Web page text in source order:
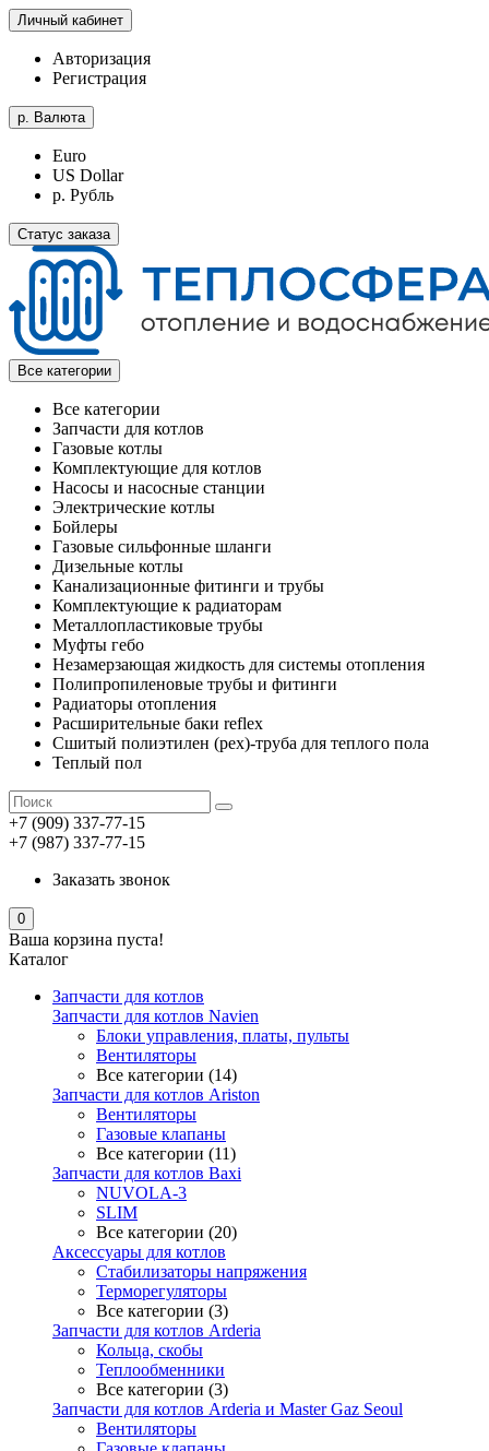
Личный кабинет
Авторизация
Регистрация
р. Валюта
Euro
US Dollar
р. Рубль
Статус заказа
Все категории
Все категории
Запчасти для котлов
Газовые котлы
Комплектующие для котлов
Насосы и насосные станции
Электрические котлы
Бойлеры
Газовые сильфонные шланги
Дизельные котлы
Канализационные фитинги и трубы
Комплектующие к радиаторам
Металлопластиковые трубы
Муфты гебо
Незамерзающая жидкость для системы отопления
Полипропиленовые трубы и фитинги
Радиаторы отопления
Расширительные баки reflex
Сшитый полиэтилен (pex)-труба для теплого пола
Теплый пол
+7 (909) 337-77-15
+7 (987) 337-77-15
Заказать звонок
0
Ваша корзина пуста!
Каталог
Запчасти для котлов
Запчасти для котлов Navien
Блоки управления, платы, пульты
Вентиляторы
Все категории (14)
Запчасти для котлов Ariston
Вентиляторы
Газовые клапаны
Все категории (11)
Запчасти для котлов Baxi
NUVOLA-3
SLIM
Все категории (20)
Аксессуары для котлов
Стабилизаторы напряжения
Терморегуляторы
Все категории (3)
Запчасти для котлов Arderia
Кольца, скобы
Теплообменники
Все категории (3)
Запчасти для котлов Arderia и Master Gaz Seoul
Вентиляторы